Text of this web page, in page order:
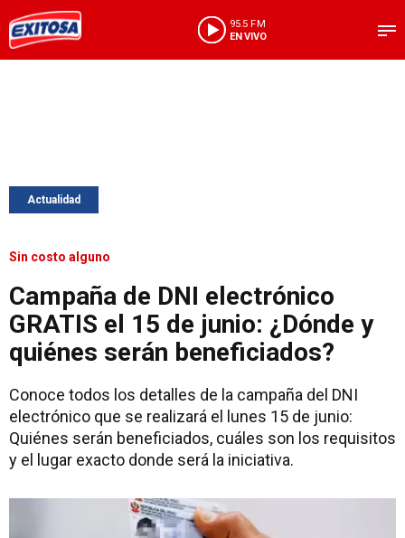
95.5 FM
EN VIVO
Actualidad
Sin costo alguno
Campaña de DNI electrónico
GRATIS el 15 de junio: ¿Dónde y
quiénes serán beneficiados?
Conoce todos los detalles de la campaña del DNI
electrónico que se realizará el lunes 15 de junio:
Quiénes serán beneficiados, cuáles son los requisitos
y el lugar exacto donde será la iniciativa.